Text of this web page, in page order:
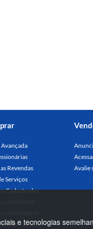
Avançada
Revendas
Serviços
Cadastrados
Marcados (0)
Avalie
e tecnologias